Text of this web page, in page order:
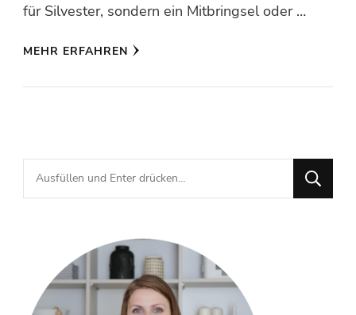
für Silvester, sondern ein Mitbringsel oder …
MEHR ERFAHREN
Suchst
du